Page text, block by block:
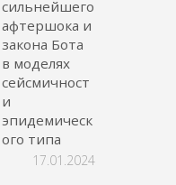
сильнейшего
афтершока и
закона Бота
в моделях
сейсмичност
и
эпидемическ
ого типа
17.01.2024